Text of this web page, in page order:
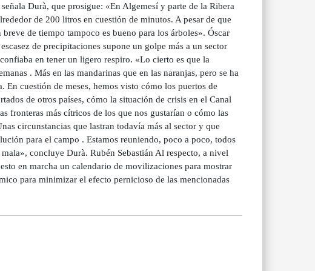
Durà, que prosigue: «En Algemesí y parte de la Ribera
de 200 litros en cuestión de minutos. A pesar de que
de tiempo tampoco es bueno para los árboles». Óscar
de precipitaciones supone un golpe más a un sector
en tener un ligero respiro. «Lo cierto es que la
. Más en las mandarinas que en las naranjas, pero se ha
cuestión de meses, hemos visto cómo los puertos de
de otros países, cómo la situación de crisis en el Canal
fronteras más cítricos de los que nos gustarían o cómo las
circunstancias que lastran todavía más al sector y que
para el campo . Estamos reuniendo, poco a poco, todos
concluye Durà. Rubén Sebastián Al respecto, a nivel
en marcha un calendario de movilizaciones para mostrar
para minimizar el efecto pernicioso de las mencionadas